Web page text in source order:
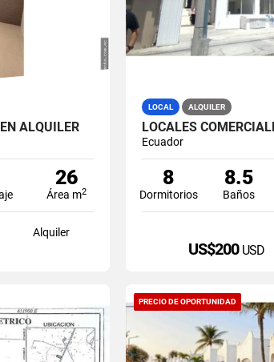
ALQUILER
26
Área m2
Alquiler
LOCAL ALQUILER
Ecuador
8
Dormitorios
8.5
Baños
US$200 USD
PRECIO DE OPORTUNIDAD